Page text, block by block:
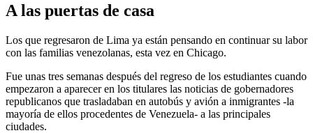
A las puertas de casa
Los que regresaron de Lima ya están pensando en continuar su labor
con las familias venezolanas, esta vez en Chicago.
Fue unas tres semanas después del regreso de los estudiantes cuando
empezaron a aparecer en los titulares las noticias de gobernadores
republicanos que trasladaban en autobús y avión a inmigrantes -la
mayoría de ellos procedentes de Venezuela- a las principales
ciudades.